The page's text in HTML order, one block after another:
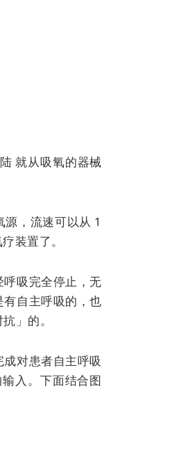
就从吸氧的器械
，流速可以从 1
装置了。
吸完全停止，无
自主呼吸的，也
」的。
对患者自主呼吸
入。下面结合图